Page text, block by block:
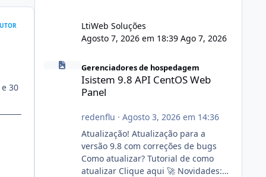
30
LtiWeb Soluções
Agosto 7, 2026 em 18:39 Ago 7, 2026
Isistem 9.8 API CentOS Web Panel
Gerenciadores de hospedagem
Isistem 9.8 API CentOS Web
Panel
redenflu · Agosto 3, 2026 em 14:36
Atualização! Atualização para a
versão 9.8 com correções de bugs
Como atualizar? Tutorial de como
atualizar Clique aqui 🚀 Novidades: